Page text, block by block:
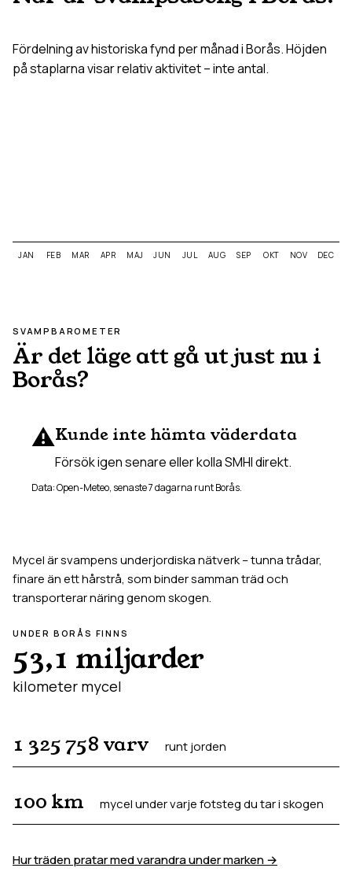
Fördelning av historiska fynd per månad iBorås. Höjden
på staplarna visar relativ aktivitet – inte antal.
JAN FEB MAR APR MAJ JUN JUL AUG SEP OKT NOV DEC
SVAMPBAROMETER
Är det läge att gå ut just nu i
Borås?
⚠️Kunde inte hämta väderdata
Försök igen senare eller kolla SMHI direkt.
Data: Open-Meteo, senaste 7 dagarna runtBorås.
Mycel är svampens underjordiska nätverk – tunna trådar,
finare än ett hårstrå, som binder samman träd och
transporterar näring genom skogen.
UNDER BORÅS FINNS
53,1 miljarder
kilometer mycel
1 325 758 varv runt jorden
100 km mycel under varje fotsteg du tar i skogen
Hur träden pratar med varandra under marken →